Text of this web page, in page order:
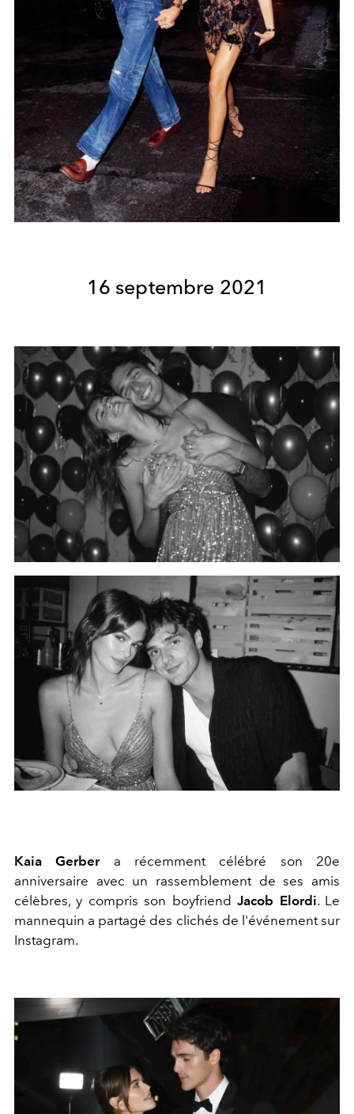
16 septembre 2021
Kaia Gerbera récemment célébré son 20e
anniversaire avec un rassemblement de ses amis
célèbres, y compris son boyfriendJacob Elordi. Le
mannequin a partagé des clichés de l'événement sur
Instagram.